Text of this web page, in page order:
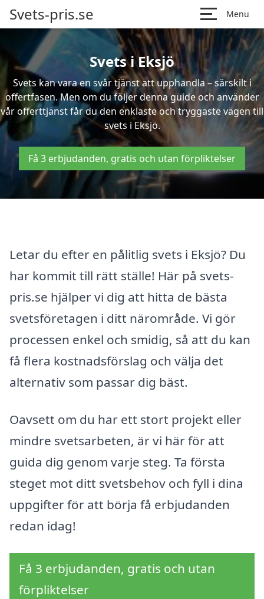
Svets-pris.se Menu
Svets i Eksjö
Svets kan vara en svår tjänst att upphandla – särskilt i
offertfasen. Men om du följer denna guide och använder
vår offerttjänst får du den enklaste och tryggaste vägen till
svets i Eksjö.
Få 3 erbjudanden, gratis och utan förpliktelser
Letar du efter en pålitlig svets i Eksjö? Du
har kommit till rätt ställe! Här på svets-
pris.se hjälper vi dig att hitta de bästa
svetsföretagen i ditt närområde. Vi gör
processen enkel och smidig, så att du kan
få flera kostnadsförslag och välja det
alternativ som passar dig bäst.
Oavsett om du har ett stort projekt eller
mindre svetsarbeten, är vi här för att
guida dig genom varje steg. Ta första
steget mot ditt svetsbehov och fyll i dina
uppgifter för att börja få erbjudanden
redan idag!
Få 3 erbjudanden, gratis och utan
förpliktelser